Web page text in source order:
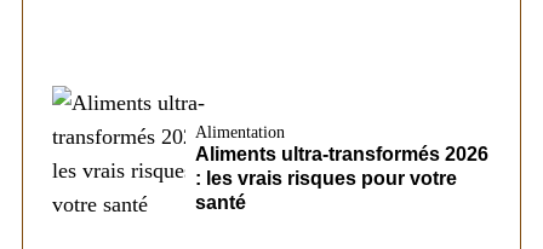
Alimentation
Aliments ultra-transformés 2026
: les vrais risques pour votre
santé